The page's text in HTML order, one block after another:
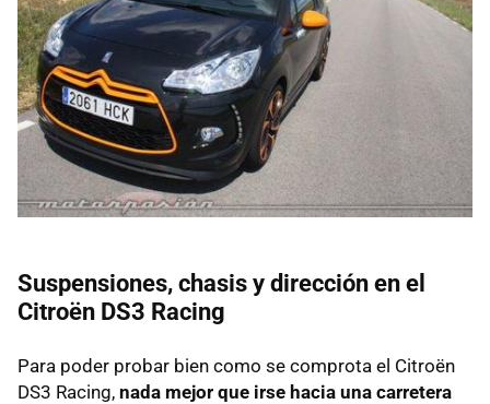
Suspensiones, chasis y dirección en el
Citroën DS3 Racing
Para poder probar bien como se comprota el Citroën
DS3 Racing, nada mejor que irse hacia una carretera